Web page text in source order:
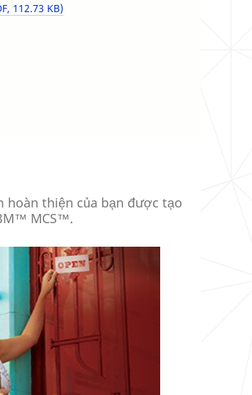
112.73 KB)
hoàn thiện của bạn được tạo
MCS™.